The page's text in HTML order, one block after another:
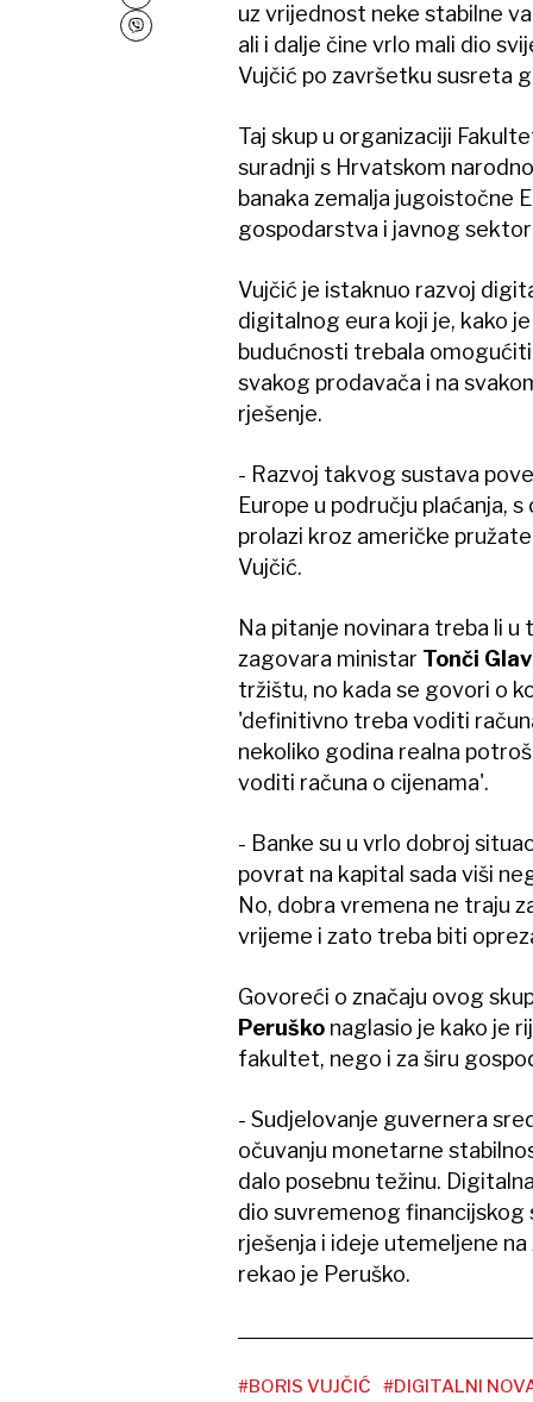
uz vrijednost neke stabilne
ali i dalje čine vrlo mali dio
Vujčić po završetku susreta
Taj skup u organizaciji
suradnji s Hrvatskom
banaka zemalja jugoistočne
gospodarstva i javnog
Vujčić je istaknuo razvoj
digitalnog eura koji je, kako
budućnosti trebala
svakog prodavača i na
rješenje.
- Razvoj takvog sustava
Europe u području plaćanja,
prolazi kroz američke
Vujčić.
Na pitanje novinara treba li
zagovara ministar Tonči
tržištu, no kada se govori o
'definitivno treba voditi
nekoliko godina realna
voditi računa o cijenama'.
- Banke su u vrlo dobroj
povrat na kapital sada viši
No, dobra vremena ne traju
vrijeme i zato treba biti
Govoreći o značaju ovog
Peruškonaglasio je kako je
fakultet, nego i za širu
- Sudjelovanje guvernera
očuvanju monetarne
dalo posebnu težinu.
dio suvremenog financijskog
rješenja i ideje utemeljene
rekao je Peruško.
#BORIS VUJČIĆ #DIGITALNI